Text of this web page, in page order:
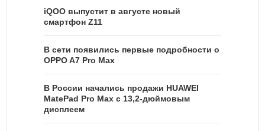
iQOO выпустит в августе новый
смартфон Z11
В сети появились первые подробности о
OPPO A7 Pro Max
В России начались продажи HUAWEI
MatePad Pro Max с 13,2-дюймовым
дисплеем